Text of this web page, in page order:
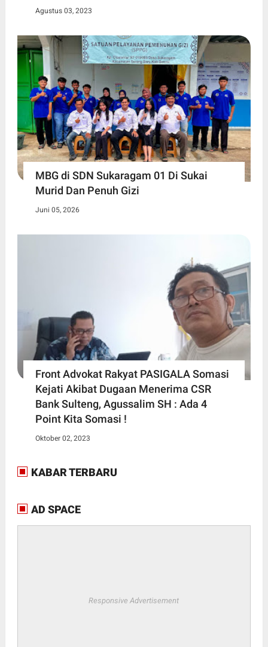
Agustus 03, 2023
MBG di SDN Sukaragam 01 Di Sukai
Murid Dan Penuh Gizi
Juni 05, 2026
Front Advokat Rakyat PASIGALA Somasi
Kejati Akibat Dugaan Menerima CSR
Bank Sulteng, Agussalim SH : Ada 4
Point Kita Somasi !
Oktober 02, 2023
KABAR TERBARU
AD SPACE
Responsive Advertisement